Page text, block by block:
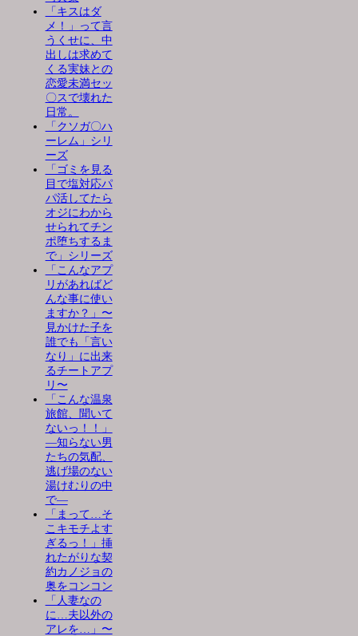
「キスはダ
メ！」って言
うくせに、中
出しは求めて
くる実妹との
恋愛未満セッ
〇スで壊れた
日常。
「クソガ〇ハ
ーレム」シリ
ーズ
「ゴミを見る
目で塩対応パ
パ活してたら
オジにわから
せられてチン
ポ堕ちするま
で」シリーズ
「こんなアプ
リがあればど
んな事に使い
ますか？」〜
見かけた子を
誰でも「言い
なり」に出来
るチートアプ
リ〜
「こんな温泉
旅館、聞いて
ないっ！！」
―知らない男
たちの気配、
逃げ場のない
湯けむりの中
で―
「まって…そ
こキモチよす
ぎるっ！」挿
れたがりな契
約カノジョの
奥をコンコン
「人妻なの
に…夫以外の
アレを…」〜